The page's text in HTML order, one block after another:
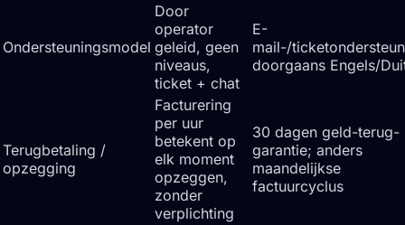
Ondersteuningsmodel
Door
operator
geleid, geen
niveaus,
ticket + chat
E-
mail-/
doorgaans Engels/
Terugbetaling /
opzegging
Facturering
per uur
betekent op
elk moment
opzeggen,
zonder
verplichting
30 dagen geld-terug-
garantie; anders
maandelijkse
factuurcyclus